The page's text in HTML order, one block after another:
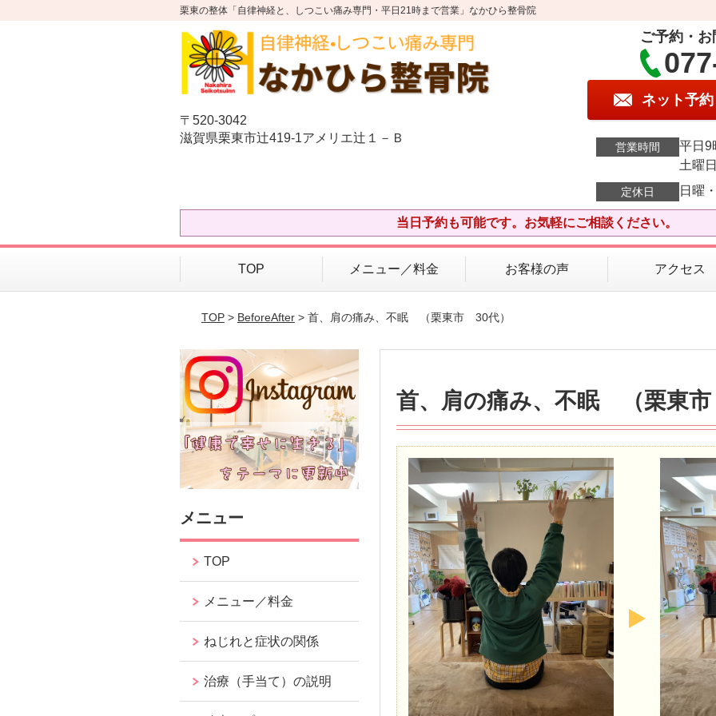
栗東の整体「自律神経と、しつこい痛み専門・平日21時まで営業」なかひら整骨院
〒520-3042
滋賀県栗東市辻419-1アメリエ辻１－Ｂ
ご予約・
ネット予約
営業時間
平日9
土曜
定休日 日曜
当日予約も可能です。お気軽にご相談ください。
TOP メニュー／料金 お客様の声 アクセス
TOP> BeforeAfter> 首、肩の痛み、不眠 （栗東市 30代）
首、肩の痛み、不眠 （栗東
メニュー
TOP
メニュー／料金
ねじれと症状の関係
治療（手当て）の説明